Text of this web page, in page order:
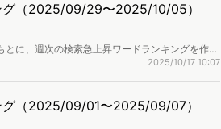
グ（2025/09/29〜2025/10/05）
に、週次の検索急上昇ワードランキングを作成
2025/10/17 10:07
グ（2025/09/01〜2025/09/07）